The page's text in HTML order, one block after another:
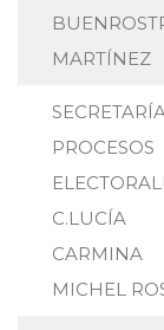
MARTÍNEZ
PROCESOS
C.LUCÍA
CARMINA
MICHEL